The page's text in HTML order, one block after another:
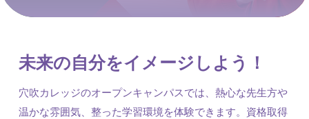
未来の自分をイメージしよう！
穴吹カレッジのオープンキャンパスでは、熱心な先生方や
温かな雰囲気、整った学習環境を体験できます。資格取得